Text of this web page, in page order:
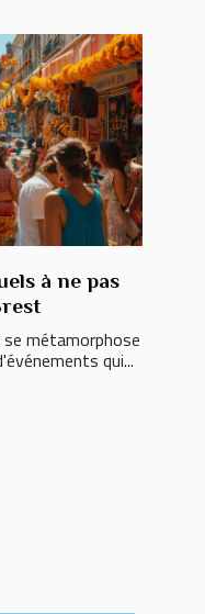
à ne pas
se métamorphose
qui...